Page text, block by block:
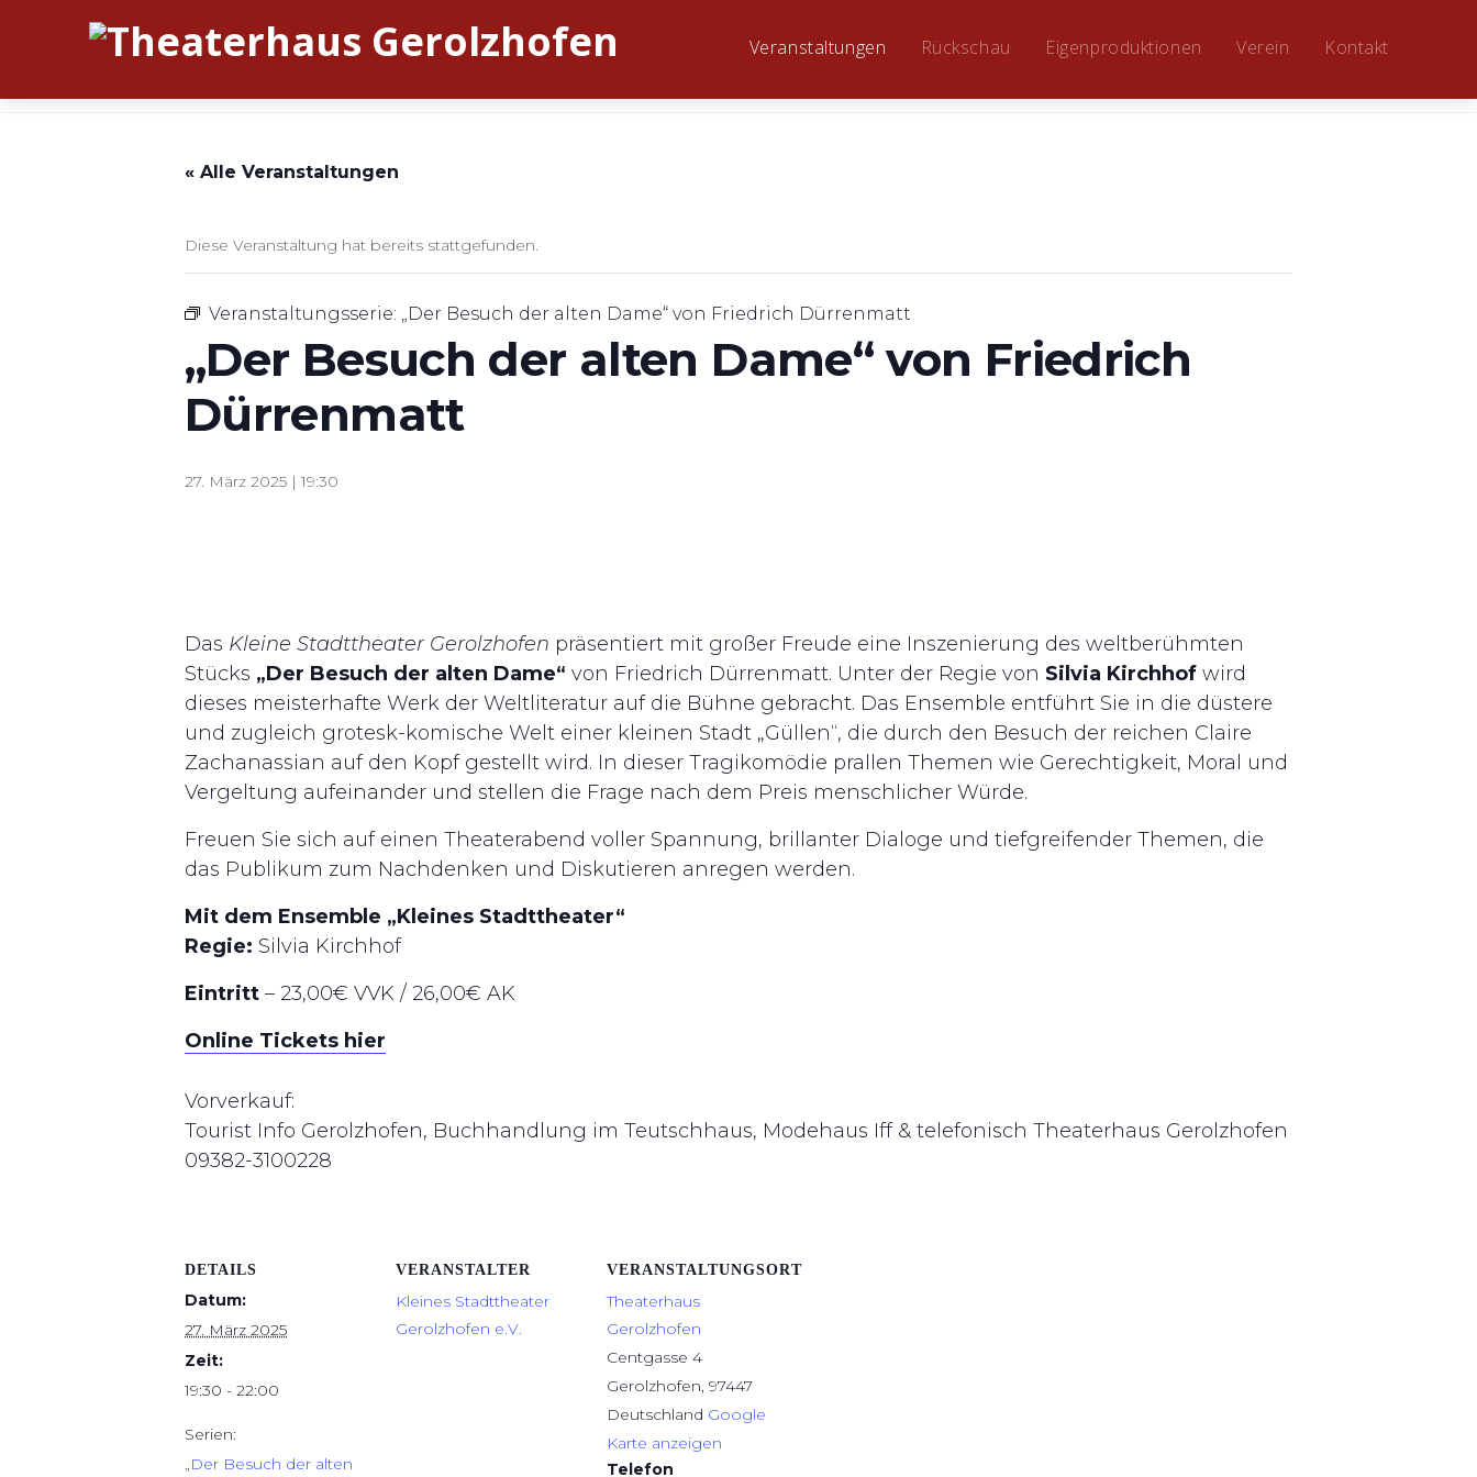
Veranstaltungen Rückschau Eigenproduktionen Verein Kontakt
« Alle Veranstaltungen
Diese Veranstaltung hat bereits stattgefunden.
Veranstaltungsserie: „Der Besuch der alten Dame“ von Friedrich Dürrenmatt
„Der Besuch der alten Dame“ von Friedrich
Dürrenmatt
27. März 2025 | 19:30
Das Kleine Stadttheater Gerolzhofen präsentiert mit großer Freude eine Inszenierung des weltberühmten
Stücks „Der Besuch der alten Dame“ von Friedrich Dürrenmatt. Unter der Regie von Silvia Kirchhof wird
dieses meisterhafte Werk der Weltliteratur auf die Bühne gebracht. Das Ensemble entführt Sie in die düstere
und zugleich grotesk-komische Welt einer kleinen Stadt „Güllen“, die durch den Besuch der reichen Claire
Zachanassian auf den Kopf gestellt wird. In dieser Tragikomödie prallen Themen wie Gerechtigkeit, Moral und
Vergeltung aufeinander und stellen die Frage nach dem Preis menschlicher Würde.
Freuen Sie sich auf einen Theaterabend voller Spannung, brillanter Dialoge und tiefgreifender Themen, die
das Publikum zum Nachdenken und Diskutieren anregen werden.
Mit dem Ensemble „Kleines Stadttheater“
Regie: Silvia Kirchhof
Eintritt – 23,00€ VVK / 26,00€ AK
Online Tickets hier
Vorverkauf:
Tourist Info Gerolzhofen, Buchhandlung im Teutschhaus, Modehaus Iff & telefonisch Theaterhaus Gerolzhofen
09382-3100228
DETAILS
Datum:
27. März 2025
Zeit:
19:30 - 22:00
Serien:
„Der Besuch der alten
VERANSTALTER
Kleines Stadttheater
Gerolzhofen e.V.
VERANSTALTUNGSORT
Theaterhaus
Gerolzhofen
Centgasse 4
Gerolzhofen 97447
Deutschland Google
Karte anzeigen
Telefon